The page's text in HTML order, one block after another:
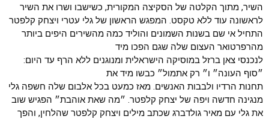
השיר, מתוך הקלטה של הסקיצה המקורית, כשישבו ושרו את השיר
לראשונה עוד ללא טקסט. המפגש הראשון של גלי עטרי ויצחק קלפטר
התחיל אי שם בשנות השמונים והוליד כמה מהשירים היפים ביותר
מהרפרטואר העצום שלה שגם הפכו מיד
לנכנסי צאן ברזל במוסיקה הישראלית ומנוגנים ללא הרף עד היום:
״סוף העונה״ ו״ רק אתמול״ כבשו מיד את
תחנות הרדיו ולבבות האנשים. מאז כמעט בכל אלבום שלה חשפה גלי
מנגינה חדשה ויפה של יצחק קלפטר. ״מה שאת אוהבת״ הפגיש שוב
את גלי עם מאיר גולדברג שכתב מילים ויצחק קלפטר שהלחין, והפך